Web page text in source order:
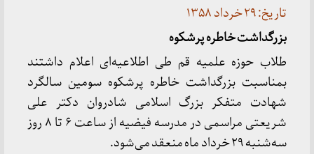
تاریخ: ۲۹ خرداد ۱۳۵۸
بزرگداشت خاطره پرشکوه
طلاب حوزه علمیه قم طی اطلاعیه‌ای اعلام داشتند
بمناسبت بزرگداشت خاطره پرشکوه سومین سالگرد
شهادت متفکر بزرگ اسلامی شادروان دکتر علی
شریعتی مراسمی در مدرسه فیضیه از ساعت ۶ تا ۸ روز
سه‌شنبه ۲۹ خرداد ماه منعقد می‌شود.